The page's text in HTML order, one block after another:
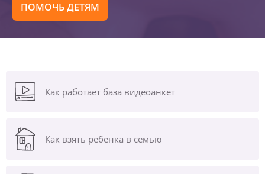
ПОМОЧЬ ДЕТЯМ
Как работает база видеоанкет
Как взять ребенка в семью